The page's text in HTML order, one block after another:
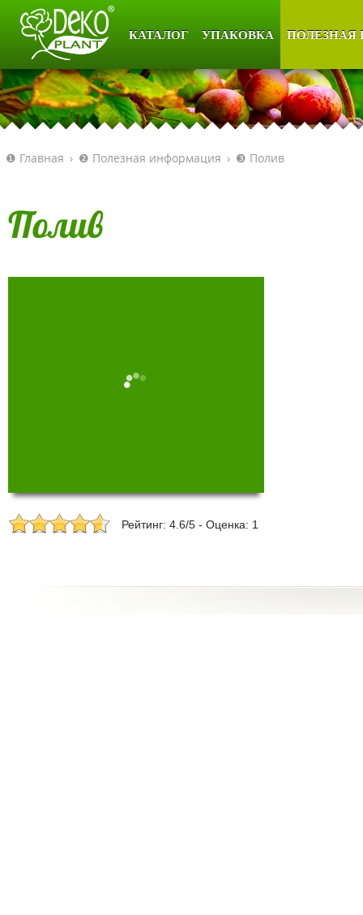
КАТАЛОГ УПАКОВКА
❶ Главная › ❷ Полезная информация › ❸ Полив
Полив
Рейтинг: 4.6/5 - Оценка: 1